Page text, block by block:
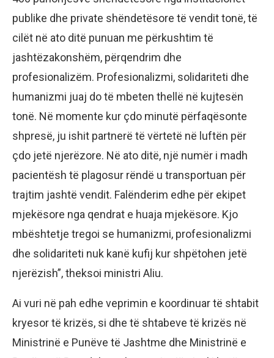
publike dhe private shëndetësore të vendit tonë, të
cilët në ato ditë punuan me përkushtim të
jashtëzakonshëm, përqendrim dhe
profesionalizëm. Profesionalizmi, solidariteti dhe
humanizmi juaj do të mbeten thellë në kujtesën
tonë. Në momente kur çdo minutë përfaqësonte
shpresë, ju ishit partnerë të vërtetë në luftën për
çdo jetë njerëzore. Në ato ditë, një numër i madh
pacientësh të plagosur rëndë u transportuan për
trajtim jashtë vendit. Falënderim edhe për ekipet
mjekësore nga qendrat e huaja mjekësore. Kjo
mbështetje tregoi se humanizmi, profesionalizmi
dhe solidariteti nuk kanë kufij kur shpëtohen jetë
njerëzish”, theksoi ministri Aliu.
Ai vuri në pah edhe veprimin e koordinuar të shtabit
kryesor të krizës, si dhe të shtabeve të krizës në
Ministrinë e Punëve të Jashtme dhe Ministrinë e